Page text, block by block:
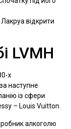
відкрити
LVMH
х
наступне
із сфери
– Louis Vuitton.
алкоголю